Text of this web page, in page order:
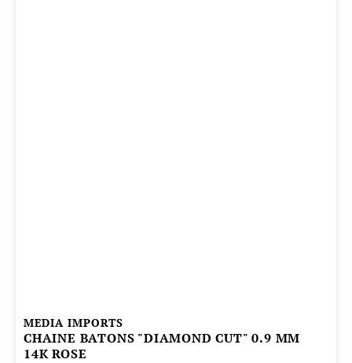
MEDIA IMPORTS
CHAINE BATONS "DIAMOND CUT" 0.9 MM
14K ROSE